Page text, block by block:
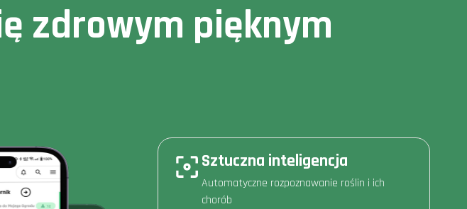
zdrowym pięknym
Sztuczna inteligencja
Automatyczne rozpoznawanie roślin i ich
chorób